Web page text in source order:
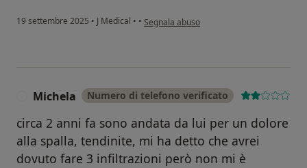
19 settembre 2025 • J Medical • • secondo l'opinione dell'utente Gaetana lo
Segnala abuso
Michela Numero di telefono verificato
circa 2 anni fa sono andata da lui per un dolore
alla spalla, tendinite, mi ha detto che avrei
dovuto fare 3 infiltrazioni però non mi è